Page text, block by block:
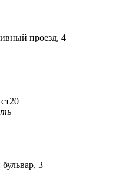
проезд, 4
3